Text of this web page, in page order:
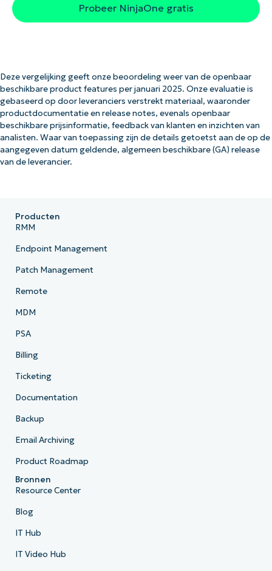
Probeer NinjaOne gratis
Deze vergelijking geeft onze beoordeling weer van de openbaar
beschikbare product features per januari 2025. Onze evaluatie is
gebaseerd op door leveranciers verstrekt materiaal, waaronder
productdocumentatie en release notes, evenals openbaar
beschikbare prijsinformatie, feedback van klanten en inzichten van
analisten. Waar van toepassing zijn de details getoetst aan de op de
aangegeven datum geldende, algemeen beschikbare (GA) release
van de leverancier.
Producten
RMM
Endpoint Management
Patch Management
Remote
MDM
PSA
Billing
Ticketing
Documentation
Backup
Email Archiving
Product Roadmap
Bronnen
Resource Center
Blog
IT Hub
IT Video Hub